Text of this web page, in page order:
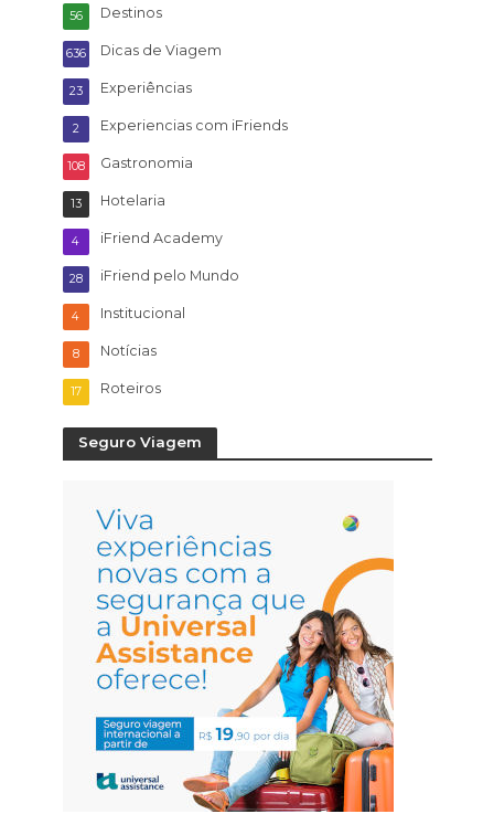
Destinos
56
Dicas de Viagem
636
Experiências
23
Experiencias com iFriends
2
Gastronomia
108
Hotelaria
13
iFriend Academy
4
iFriend pelo Mundo
28
Institucional
4
Notícias
8
Roteiros
17
Seguro Viagem